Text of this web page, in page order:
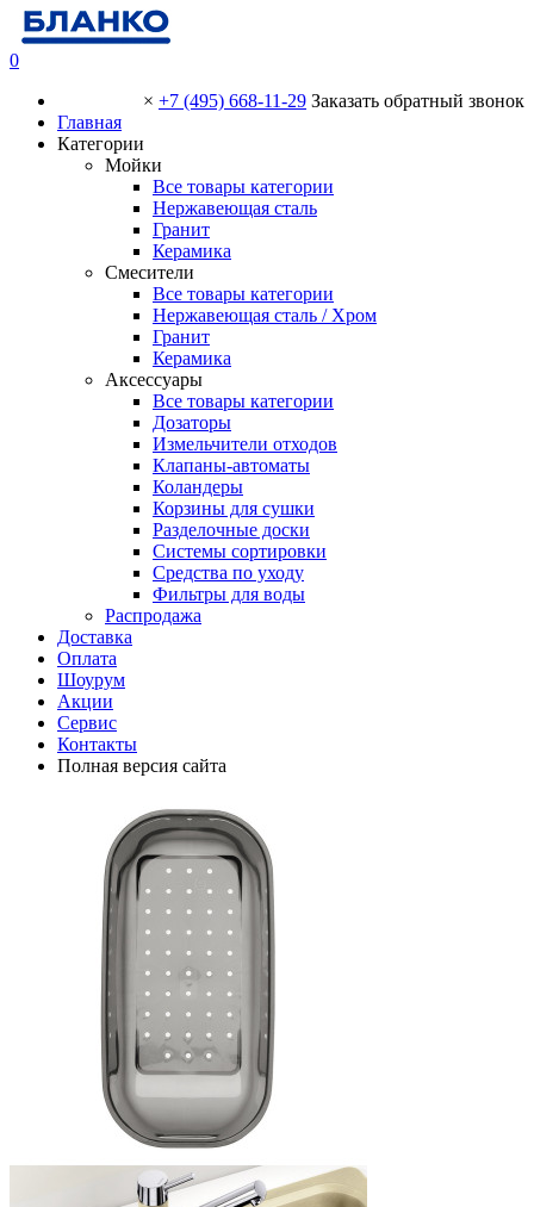
0
× +7 (495) 668-11-29 Заказать обратный звонок
Главная
Категории
Мойки
Все товары категории
Нержавеющая сталь
Гранит
Керамика
Смесители
Все товары категории
Нержавеющая сталь / Хром
Гранит
Керамика
Аксессуары
Все товары категории
Дозаторы
Измельчители отходов
Клапаны-автоматы
Коландеры
Корзины для сушки
Разделочные доски
Системы сортировки
Средства по уходу
Фильтры для воды
Распродажа
Доставка
Оплата
Шоурум
Акции
Сервис
Контакты
Полная версия сайта